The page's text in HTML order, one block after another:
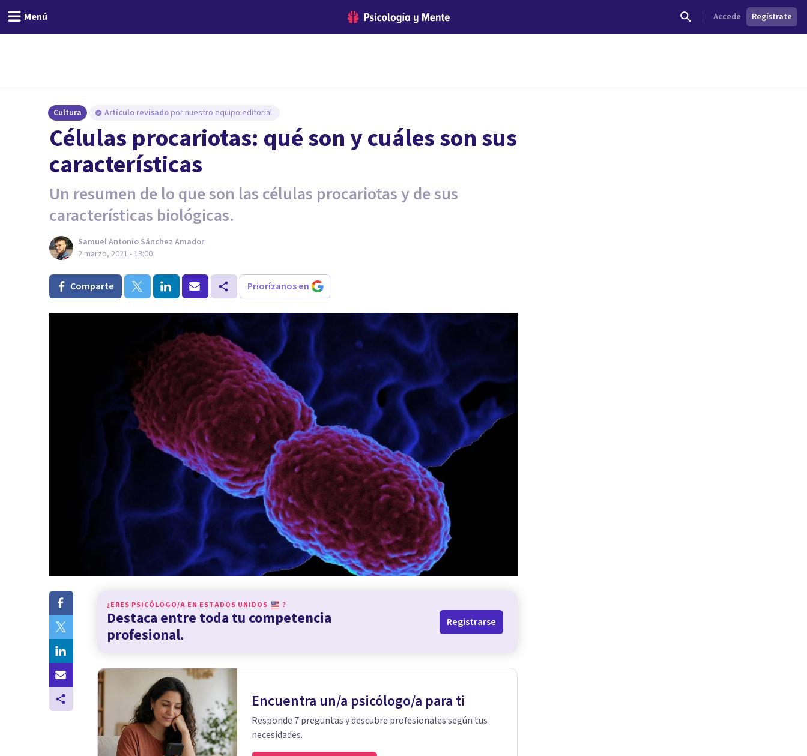
Menú Accede Regístrate
Cultura Artículo revisado por nuestro equipo editorial
Células procariotas: qué son y cuáles son sus
características
Un resumen de lo que son las células procariotas y de sus
características biológicas.
Samuel Antonio Sánchez Amador
2 marzo, 2021 - 13:00
Comparte Priorízanos en
¿ERES PSICÓLOGO/A EN ESTADOS UNIDOS ?
Destaca entre toda tu competencia
profesional.
Registrarse
Encuentra un/a psicólogo/a para ti
Responde 7 preguntas y descubre profesionales según tus
necesidades.